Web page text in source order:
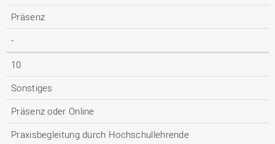
Präsenz
-
10
Sonstiges
Präsenz oder Online
Praxisbegleitung durch Hochschullehrende